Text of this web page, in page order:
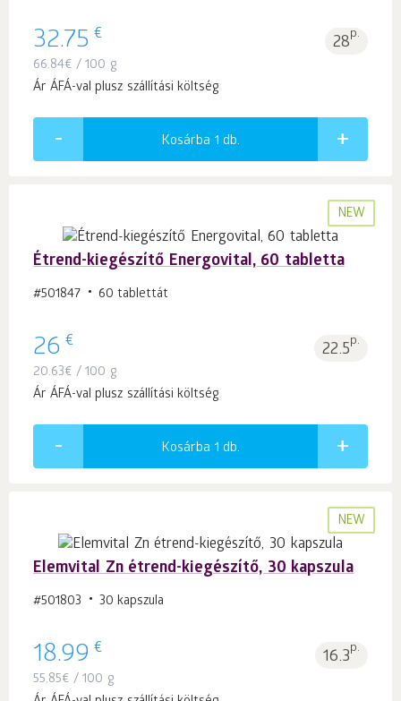
32.75 € 28p.
66.84€ / 100 g
Ár ÁFÁ-val plusz szállítási költség
Kosárba 1 db.
NEW
Étrend-kiegészítő Energovital, 60 tabletta
#501847 60 tablettát
26 € 22.5p.
20.63€ / 100 g
Ár ÁFÁ-val plusz szállítási költség
Kosárba 1 db.
NEW
Elemvital Zn étrend-kiegészítő, 30 kapszula
#501803 30 kapszula
18.99 € 16.3p.
55.85€ / 100 g